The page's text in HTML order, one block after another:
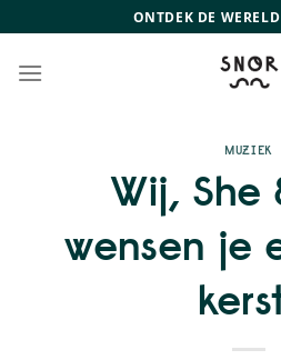
naar
inhoud
ONTDEK DE
MUZIEK
Wij, She
wensen je